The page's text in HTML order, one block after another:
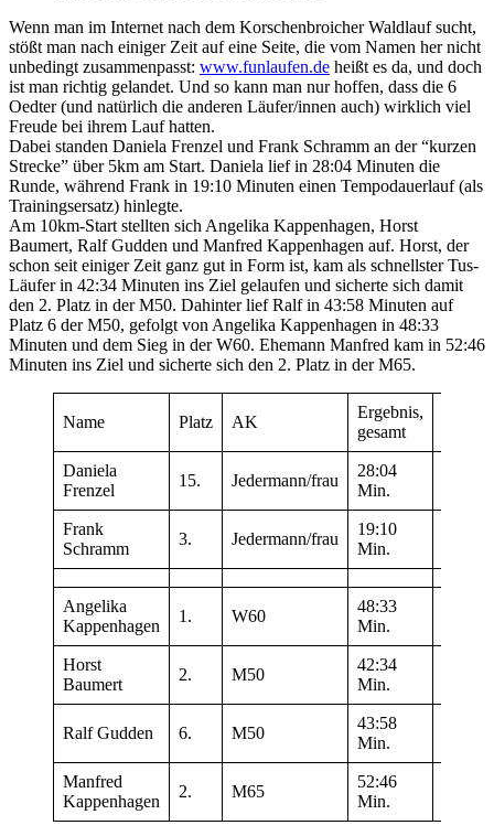
Wenn man im Internet nach dem Korschenbroicher Waldlauf sucht,
stößt man nach einiger Zeit auf eine Seite, die vom Namen her nicht
unbedingt zusammenpasst: www.funlaufen.de heißt es da, und doch
ist man richtig gelandet. Und so kann man nur hoffen, dass die 6
Oedter (und natürlich die anderen Läufer/innen auch) wirklich viel
Freude bei ihrem Lauf hatten.
Dabei standen Daniela Frenzel und Frank Schramm an der “kurzen
Strecke” über 5km am Start. Daniela lief in 28:04 Minuten die
Runde, während Frank in 19:10 Minuten einen Tempodauerlauf (als
Trainingsersatz) hinlegte.
Am 10km-Start stellten sich Angelika Kappenhagen, Horst
Baumert, Ralf Gudden und Manfred Kappenhagen auf. Horst, der
schon seit einiger Zeit ganz gut in Form ist, kam als schnellster Tus-
Läufer in 42:34 Minuten ins Ziel gelaufen und sicherte sich damit
den 2. Platz in der M50. Dahinter lief Ralf in 43:58 Minuten auf
Platz 6 der M50, gefolgt von Angelika Kappenhagen in 48:33
Minuten und dem Sieg in der W60. Ehemann Manfred kam in 52:46
Minuten ins Ziel und sicherte sich den 2. Platz in der M65.
Name Platz AK
Ergebnis,
gesamt
Daniela
Frenzel
15. Jedermann/frau
28:04
Min.
Frank
Schramm
3. Jedermann/frau
19:10
Min.
Angelika
Kappenhagen
1. W60
48:33
Min.
Horst
Baumert
2. M50
42:34
Min.
Ralf Gudden 6. M50
43:58
Min.
Manfred
Kappenhagen
2. M65
52:46
Min.